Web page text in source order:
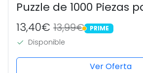
Puzzle de 1000 Piezas
Adultos. Medidas: 68 x
Incluye Cola Fix Puzzle.
14 años (19923)
13,40€ 13,99€ PRIME
PRIME
Disponible
Ver Oferta